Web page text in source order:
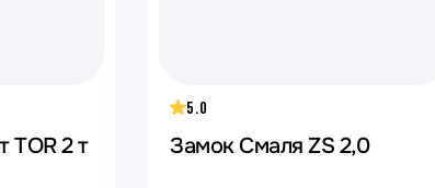
TOR 2 т
5.0
Замок Смаля ZS 2,0